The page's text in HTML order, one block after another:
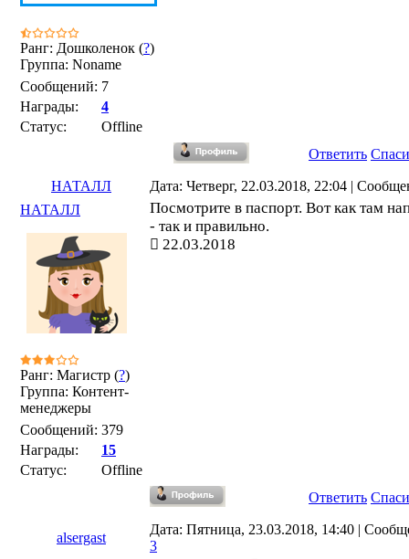
Ранг: Дошколенок (?)
Группа: Noname
Сообщений: 7
Награды:
4
Статус:
Offline
Ответить
НАТАЛЛ
Дата: Четверг, 22.03.2018, 22:04 |
НАТАЛЛ
Ранг: Магистр (?)
Группа: Контент-
менеджеры
Сообщений: 379
Награды:
15
Статус:
Offline
Посмотрите в паспорт. Вот как там
- так и правильно.
22.03.2018
Ответить
alsergast
Дата: Пятница, 23.03.2018, 14:40 |
3